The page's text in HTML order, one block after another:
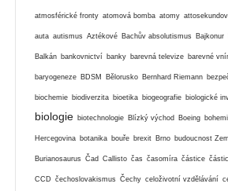
atmosférické fronty atomová bomba atomy
auta autismus Aztékové Bachův absolutismus Bajkonur
Balkán bankovnictví banky barevná televize barevné
baryogeneze BDSM Bělorusko Bernhard Riemann
biochemie biodiverzita bioetika biogeografie biologické
biologie biotechnologie Blízký východ Boeing
Hercegovina botanika bouře brexit Brno budoucnost
Burianosaurus Čad Callisto čas časomíra částice
CCD čechoslovakismus Čechy celoživotní vzdělávání